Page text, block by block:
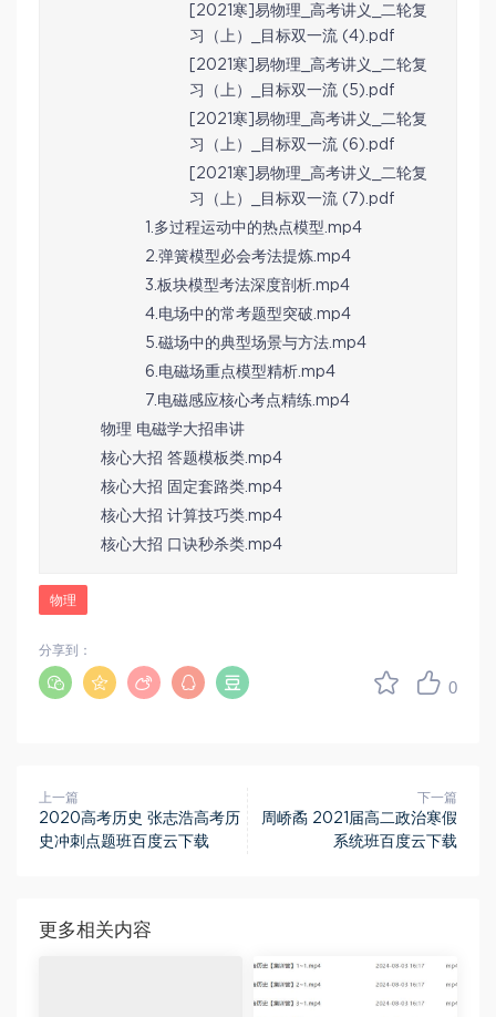
[2021寒]易物理_高考讲义_二轮复
习（上）_目标双一流 (4).pdf
[2021寒]易物理_高考讲义_二轮复
习（上）_目标双一流 (5).pdf
[2021寒]易物理_高考讲义_二轮复
习（上）_目标双一流 (6).pdf
[2021寒]易物理_高考讲义_二轮复
习（上）_目标双一流 (7).pdf
1.多过程运动中的热点模型.mp4
2.弹簧模型必会考法提炼.mp4
3.板块模型考法深度剖析.mp4
4.电场中的常考题型突破.mp4
5.磁场中的典型场景与方法.mp4
6.电磁场重点模型精析.mp4
7.电磁感应核心考点精练.mp4
物理 电磁学大招串讲
核心大招 答题模板类.mp4
核心大招 固定套路类.mp4
核心大招 计算技巧类.mp4
核心大招 口诀秒杀类.mp4
物理
0
分享到：
上一篇
2020高考历史 张志浩高考历
史冲刺点题班百度云下载
下一篇
周峤矞 2021届高二政治寒假
系统班百度云下载
更多相关内容